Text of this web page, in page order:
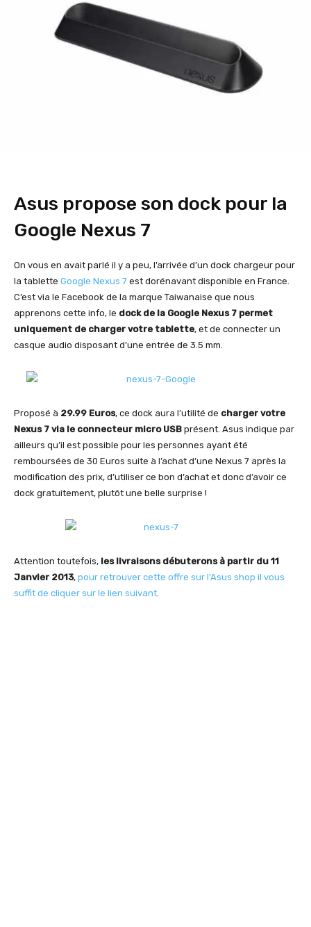
Asus propose son dock pour la
Google Nexus 7
On vous en avait parlé il y a peu, l’arrivée d’un dock chargeur pour
la tablette Google Nexus 7 est dorénavant disponible en France.
C’est via le Facebook de la marque Taiwanaise que nous
apprenons cette info, le dock de la Google Nexus 7 permet
uniquement de charger votre tablette, et de connecter un
casque audio disposant d’une entrée de 3.5 mm.
Proposé à 29.99 Euros, ce dock aura l’utilité de charger votre
Nexus 7 via le connecteur micro USB présent. Asus indique par
ailleurs qu’il est possible pour les personnes ayant été
remboursées de 30 Euros suite à l’achat d’une Nexus 7 après la
modification des prix, d’utiliser ce bon d’achat et donc d’avoir ce
dock gratuitement, plutôt une belle surprise !
Attention toutefois, les livraisons débuterons à partir du 11
Janvier 2013, pour retrouver cette offre sur l’Asus shop il vous
suffit de cliquer sur le lien suivant.